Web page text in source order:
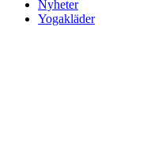
Nyheter
Yogakläder